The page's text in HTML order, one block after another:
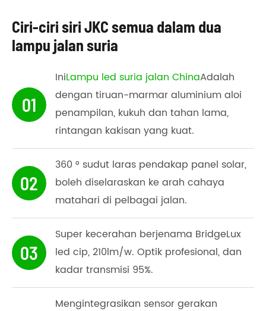
Ciri-ciri siri JKC semua dalam dua
lampu jalan suria
01
IniLampu led suria jalan ChinaAdalah
dengan tiruan-marmar aluminium aloi
penampilan, kukuh dan tahan lama,
rintangan kakisan yang kuat.
02
360 ° sudut laras pendakap panel solar,
boleh diselaraskan ke arah cahaya
matahari di pelbagai jalan.
03
Super kecerahan berjenama BridgeLux
led cip, 210lm/w. Optik profesional, dan
kadar transmisi 95%.
Mengintegrasikan sensor gerakan